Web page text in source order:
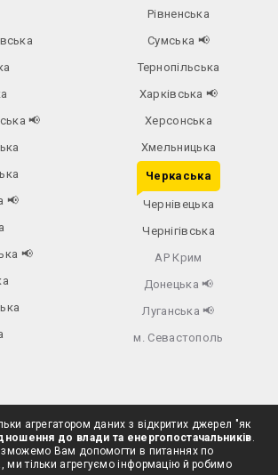
📢
📢
📢
Рівненська
Сумська 📢
Тернопільська
Харківська 📢
Херсонська
Хмельницька
Черкаська
Чернівецька
Чернігівська
АР Крим
Донецька 📢
Луганська 📢
м. Севастополь
агрегатором даних з відкритих джерел "як
до влади та енергопостачальників.
Вам допомогти в питаннях по
ми тільки агрегуємо інформацію й робимо